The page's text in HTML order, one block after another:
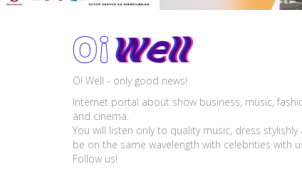
O! Well - only good news!
Internet portal about show business, music,
and cinema.
You will listen only to quality music, dress stylishly
be on the same wavelength with celebrities with
Follow us!